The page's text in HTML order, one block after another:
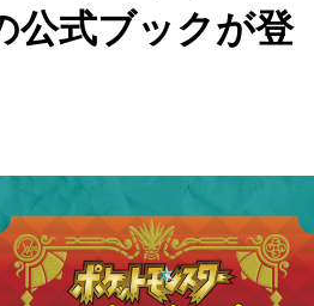
公式ブックが登